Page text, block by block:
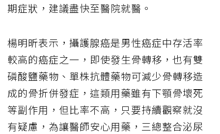
期症狀，建議盡快至醫院就醫。
楊明昕表示，攝護腺癌是男性癌症中存活率
較高的癌症之一，即使發生骨轉移，也有雙
磷酸鹽藥物、單株抗體藥物可減少骨轉移造
成的骨折併發症，這類用藥雖有下顎骨壞死
等副作用，但比率不高，只要持續觀察就沒
有疑慮，為讓醫師安心用藥，三總整合泌尿